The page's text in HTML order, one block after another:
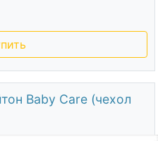
Baby Care (чехол